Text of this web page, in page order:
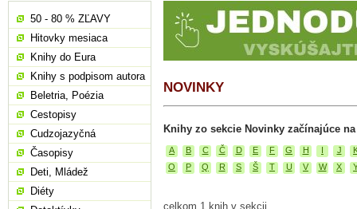
NOVINKY
Knihy zo sekcie Novinky začínajúce na
A B C Č D E F G H J
O
P Q R S Š T U V W X
celkom 1 knih v sekcii
50 - 80 % ZĽAVY
Hitovky mesiaca
Knihy do Eura
Knihy s podpisom autora
Beletria, Poézia
Cestopisy
Cudzojazyčná
Časopisy
Deti, Mládež
Diéty